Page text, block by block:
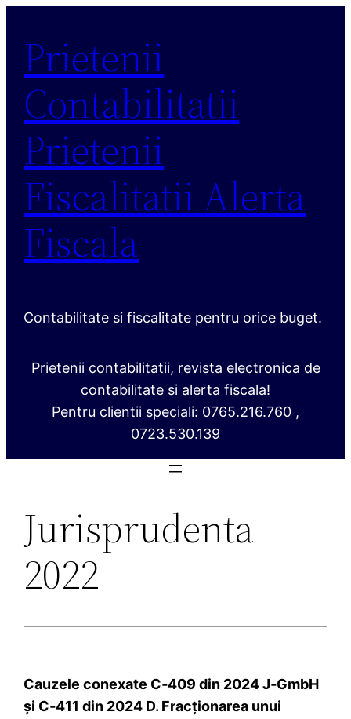
conținut
Prietenii
Contabilitatii
Prietenii
Fiscalitatii Alerta
Fiscala
Contabilitate si fiscalitate pentru orice buget.
Prietenii contabilitatii, revista electronica de
contabilitate si alerta fiscala!
Pentru clientii speciali: 0765.216.760 ,
0723.530.139
Jurisprudenta
2022
Cauzele conexate C‑409 din 2024 J‑GmbH
și C‑411 din 2024 D. Fracționarea unui